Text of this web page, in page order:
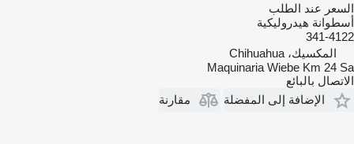
السعر عند الطلب
أسطوانة هيدروليكية
341-4122
المكسيك، Chihuahua
Maquinaria Wiebe Km 24 Sa
الاتصال بالبائع
الإضافة إلى المفضلة
مقارنة